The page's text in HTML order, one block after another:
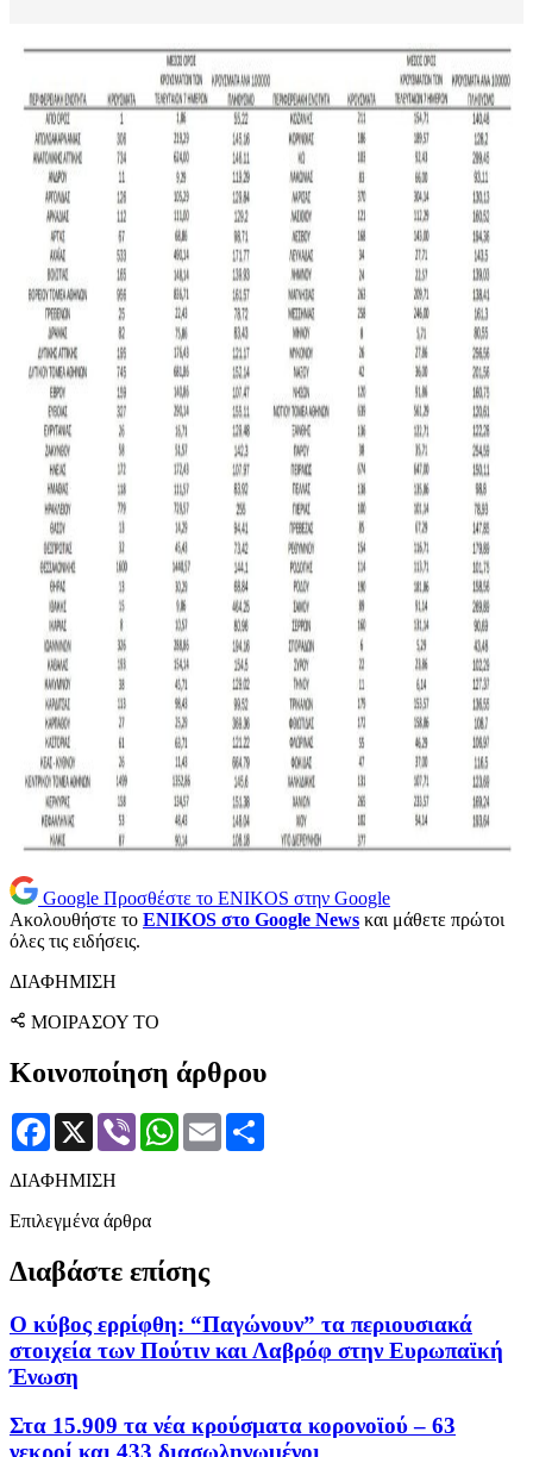
Google Προσθέστε το ENIKOS στην Google
Ακολουθήστε το ENIKOS στο Google News και μάθετε πρώτοι
όλες τις ειδήσεις.
ΔΙΑΦΗΜΙΣΗ
ΜΟΙΡΑΣΟΥ ΤΟ
Κοινοποίηση άρθρου
Facebook
X Viber WhatsApp
Email
ΔΙΑΦΗΜΙΣΗ
Επιλεγμένα άρθρα
Διαβάστε επίσης
Ο κύβος ερρίφθη: “Παγώνουν” τα περιουσιακά
στοιχεία των Πούτιν και Λαβρόφ στην Ευρωπαϊκή
Ένωση
Στα 15.909 τα νέα κρούσματα κορονοϊού – 63
νεκροί και 433 διασωληνωμένοι